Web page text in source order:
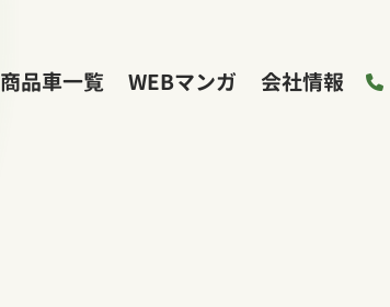
商品車一覧 WEBマンガ 会社情報